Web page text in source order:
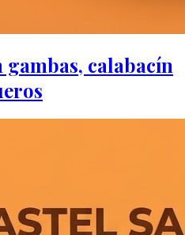
calabacín